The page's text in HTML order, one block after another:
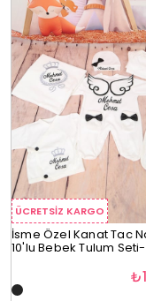
ÜCRETSIZ KARGO
İsme Özel Kanat Tac
10'lu Bebek Tulum Seti-